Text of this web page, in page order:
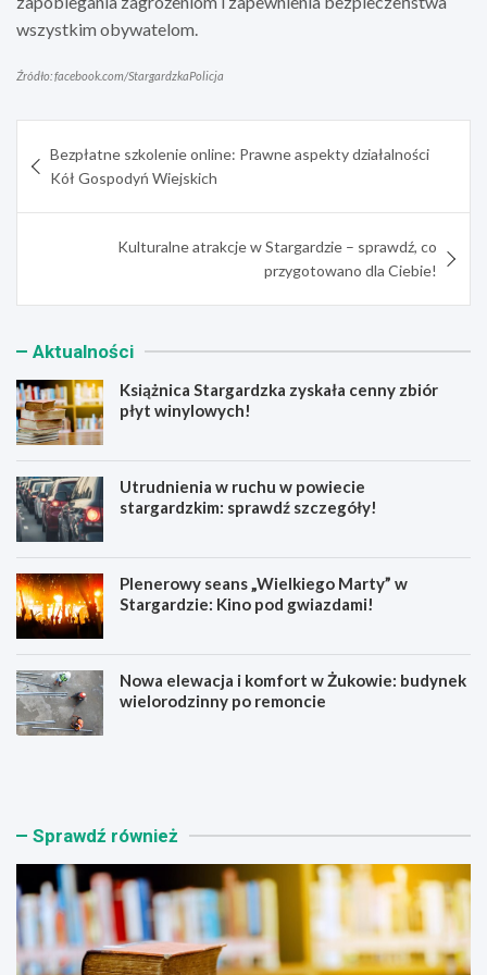
wszystkim obywatelom.
Źródło: facebook.com/StargardzkaPolicja
wpisu
Bezpłatne szkolenie online: Prawne aspekty działalności
Kół Gospodyń Wiejskich
Kulturalne atrakcje w Stargardzie – sprawdź, co
przygotowano dla Ciebie!
Aktualności
Książnica Stargardzka zyskała cenny zbiór
płyt winylowych!
Utrudnienia w ruchu w powiecie
stargardzkim: sprawdź szczegóły!
Plenerowy seans „Wielkiego Marty” w
Stargardzie: Kino pod gwiazdami!
Nowa elewacja i komfort w Żukowie: budynek
wielorodzinny po remoncie
K
n
a
S
t
a
U
n
n
i
a
w
Sprawdź również